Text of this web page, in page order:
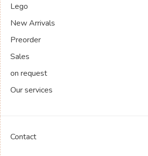
Lego
New Arrivals
Preorder
Sales
on request
Our services
Contact